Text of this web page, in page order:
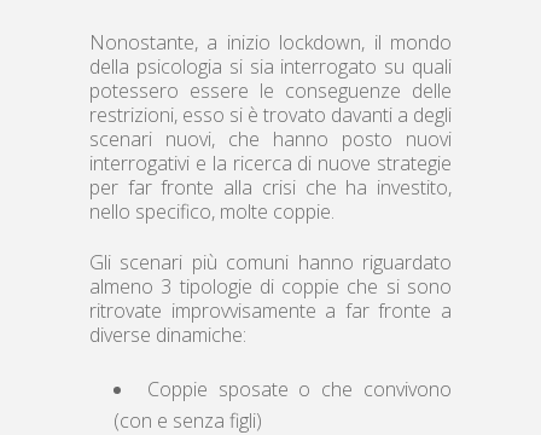
Nonostante, a inizio lockdown, il mondo
della psicologia si sia interrogato su quali
potessero essere le conseguenze delle
restrizioni, esso si è trovato davanti a degli
scenari nuovi, che hanno posto nuovi
interrogativi e la ricerca di nuove strategie
per far fronte alla crisi che ha investito,
nello specifico, molte coppie.
Gli scenari più comuni hanno riguardato
almeno 3 tipologie di coppie che si sono
ritrovate improvvisamente a far fronte a
diverse dinamiche:
Coppie sposate o che convivono
(con e senza figli)